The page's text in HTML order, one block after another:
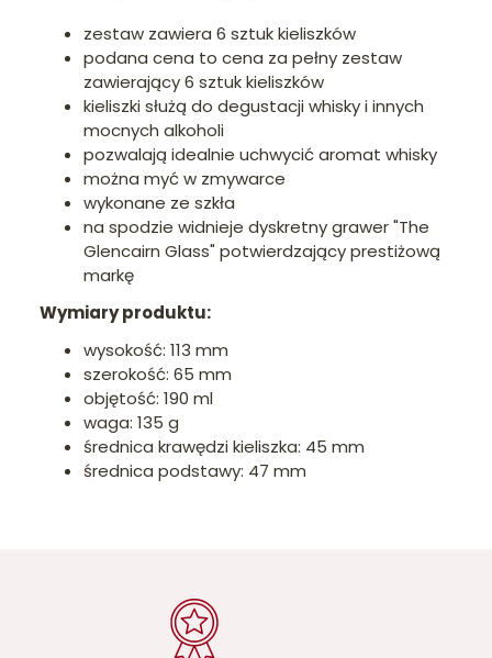
zestaw zawiera 6 sztuk kieliszków
podana cena to cena za pełny zestaw
zawierający 6 sztuk kieliszków
kieliszki służą do degustacji whisky i innych
mocnych alkoholi
pozwalają idealnie uchwycić aromat whisky
można myć w zmywarce
wykonane ze szkła
na spodzie widnieje dyskretny grawer "The
Glencairn Glass" potwierdzający prestiżową
markę
Wymiary produktu:
wysokość: 113 mm
szerokość: 65 mm
objętość: 190 ml
waga: 135 g
średnica krawędzi kieliszka: 45 mm
średnica podstawy: 47 mm